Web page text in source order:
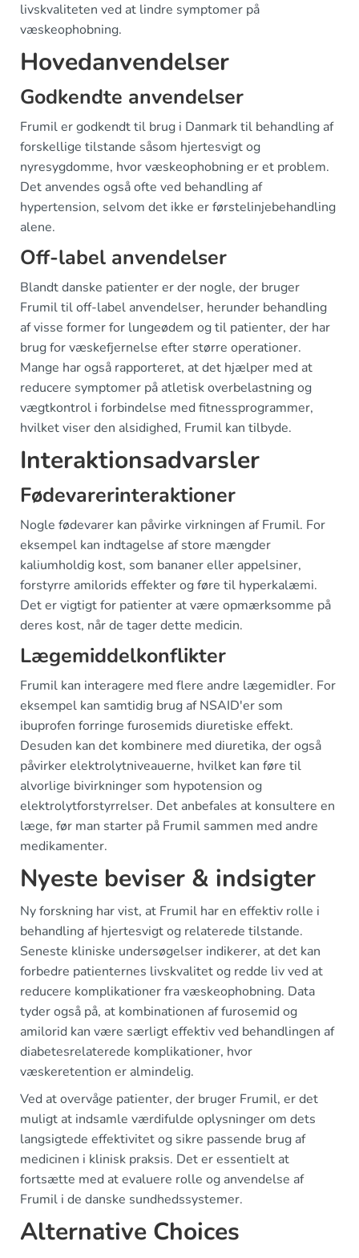
livskvaliteten ved at lindre symptomer på
væskeophobning.
Hovedanvendelser
Godkendte anvendelser
Frumil er godkendt til brug i Danmark til behandling af
forskellige tilstande såsom hjertesvigt og
nyresygdomme, hvor væskeophobning er et problem.
Det anvendes også ofte ved behandling af
hypertension, selvom det ikke er førstelinjebehandling
alene.
Off-label anvendelser
Blandt danske patienter er der nogle, der bruger
Frumil til off-label anvendelser, herunder behandling
af visse former for lungeødem og til patienter, der har
brug for væskefjernelse efter større operationer.
Mange har også rapporteret, at det hjælper med at
reducere symptomer på atletisk overbelastning og
vægtkontrol i forbindelse med fitnessprogrammer,
hvilket viser den alsidighed, Frumil kan tilbyde.
Interaktionsadvarsler
Fødevarerinteraktioner
Nogle fødevarer kan påvirke virkningen af Frumil. For
eksempel kan indtagelse af store mængder
kaliumholdig kost, som bananer eller appelsiner,
forstyrre amilorids effekter og føre til hyperkalæmi.
Det er vigtigt for patienter at være opmærksomme på
deres kost, når de tager dette medicin.
Lægemiddelkonflikter
Frumil kan interagere med flere andre lægemidler. For
eksempel kan samtidig brug af NSAID'er som
ibuprofen forringe furosemids diuretiske effekt.
Desuden kan det kombinere med diuretika, der også
påvirker elektrolytniveauerne, hvilket kan føre til
alvorlige bivirkninger som hypotension og
elektrolytforstyrrelser. Det anbefales at konsultere en
læge, før man starter på Frumil sammen med andre
medikamenter.
Nyeste beviser & indsigter
Ny forskning har vist, at Frumil har en effektiv rolle i
behandling af hjertesvigt og relaterede tilstande.
Seneste kliniske undersøgelser indikerer, at det kan
forbedre patienternes livskvalitet og redde liv ved at
reducere komplikationer fra væskeophobning. Data
tyder også på, at kombinationen af furosemid og
amilorid kan være særligt effektiv ved behandlingen af
diabetesrelaterede komplikationer, hvor
væskeretention er almindelig.
Ved at overvåge patienter, der bruger Frumil, er det
muligt at indsamle værdifulde oplysninger om dets
langsigtede effektivitet og sikre passende brug af
medicinen i klinisk praksis. Det er essentielt at
fortsætte med at evaluere rolle og anvendelse af
Frumil i de danske sundhedssystemer.
Alternative Choices